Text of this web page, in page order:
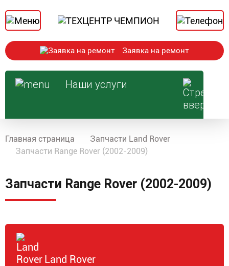
Заявка на ремонт
Наши услуги
Главная страница
Запчасти Land Rover
Запчасти Range Rover (2002-2009)
Запчасти Range Rover (2002-2009)
Land Rover